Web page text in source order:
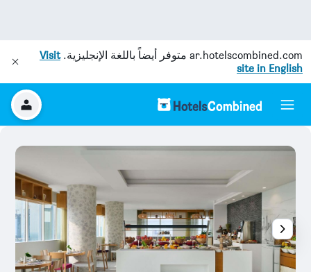
ar.hotelscombined.com متوفر أيضاً باللغة الإنجليزية.Visit
site in English